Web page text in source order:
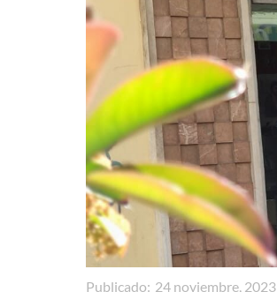
Publicado: 24 noviembre, 2023